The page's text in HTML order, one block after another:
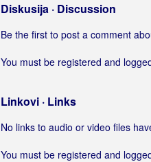
Diskusija · Discussion
Be the first to post a comment
You must be registered and
Linkovi · Links
No links to audio or video files
You must be registered and